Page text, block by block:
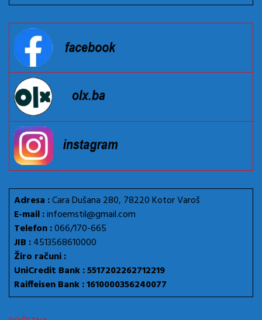
Adresa :Cara Dušana 280, 78220 Kotor Varoš
E-mail :infoemstil@gmail.com
Telefon :066/170-665
JIB :4513568610000
Žiro računi :
UniCredit Bank : 5517202262712219
Raiffeisen Bank : 1610000356240077